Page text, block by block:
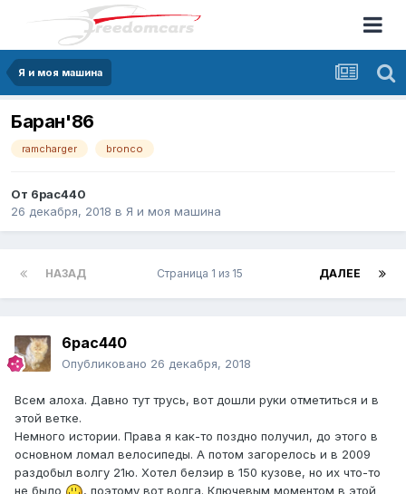
Я и моя машина
Баран'86
ramcharger bronco
От 6pac440
26 декабря, 2018 в Я и моя машина
НАЗАД ДАЛЕЕ
Страница 1 из 15
6pac440
Опубликовано 26 декабря, 2018
Всем алоха. Давно тут трусь, вот дошли руки отметиться и в
этой ветке.
Немного истории. Права я как-то поздно получил, до этого в
основном ломал велосипеды. А потом загорелось и в 2009
раздобыл волгу 21ю. Хотел белэир в 150 кузове, но их что-то
не было
, поэтому вот волга. Ключевым моментом в этой